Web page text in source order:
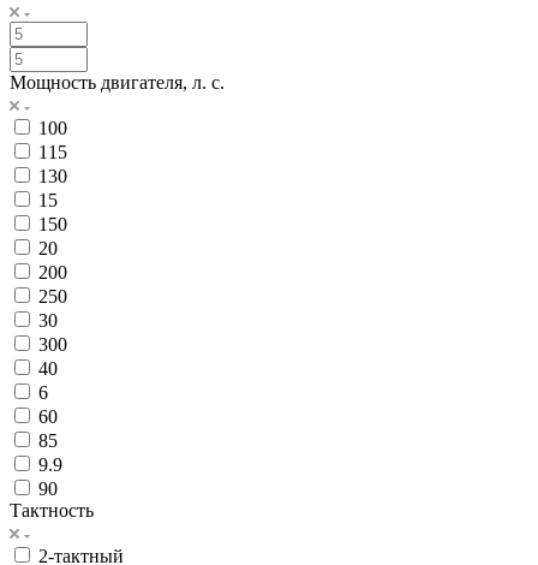
Мощность двигателя, л. с.
100
115
130
15
150
20
200
250
30
300
40
6
60
85
9.9
90
Тактность
2-тактный